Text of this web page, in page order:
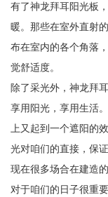
有了神龙拜耳阳光板
暖。那些在室外直射
布在室内的各个角落
觉舒适度。
除了采光外，神龙拜
享用阳光，享用生活
上又起到一个遮阳的
光对咱们的直接，保
现在很多场合在建造
对于咱们的日子很重